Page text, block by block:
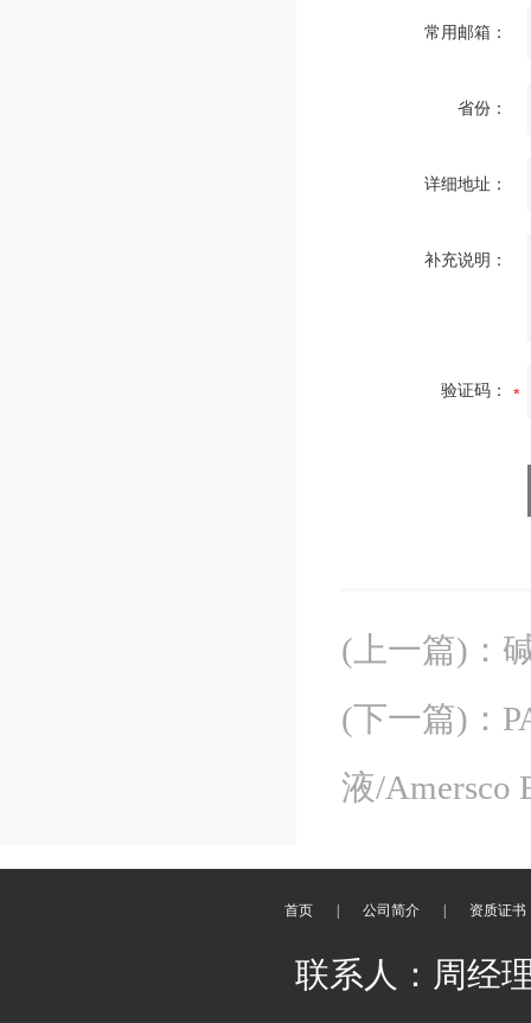
常用邮箱：
省份：
详细地址：
补充说明：
验证码：
(上一篇) ：
(下一篇) ：
液/Amersco
首页 公司简介 资质证书
联系人：周经